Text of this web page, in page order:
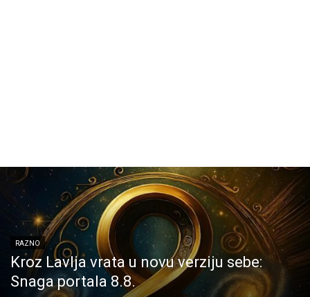
RAZNO
Kroz Lavlja vrata u novu verziju sebe:
Snaga portala 8.8.